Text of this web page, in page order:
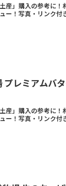
産」購入の参考に
ー！写真・リンク付
プレミアムバ
産」購入の参考に
ー！写真・リンク付